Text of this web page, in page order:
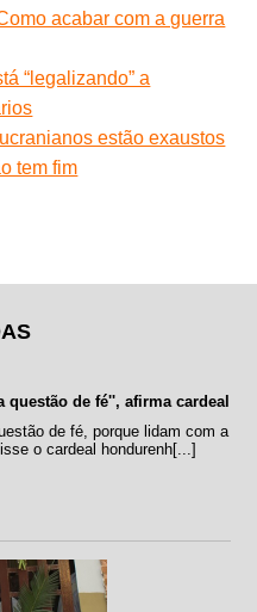
acabar com a guerra
“legalizando” a
estão exaustos
tem fim
de fé'', afirma cardeal
de fé, porque lidam com a
o cardeal hondurenh[...]